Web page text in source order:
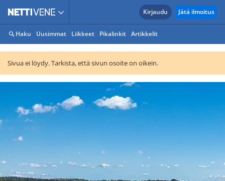
Kirjaudu Jätä ilmoitus
Haku Uusimmat Liikkeet Pikalinkit Artikkelit
Sivua ei löydy. Tarkista, että sivun osoite on oikein.